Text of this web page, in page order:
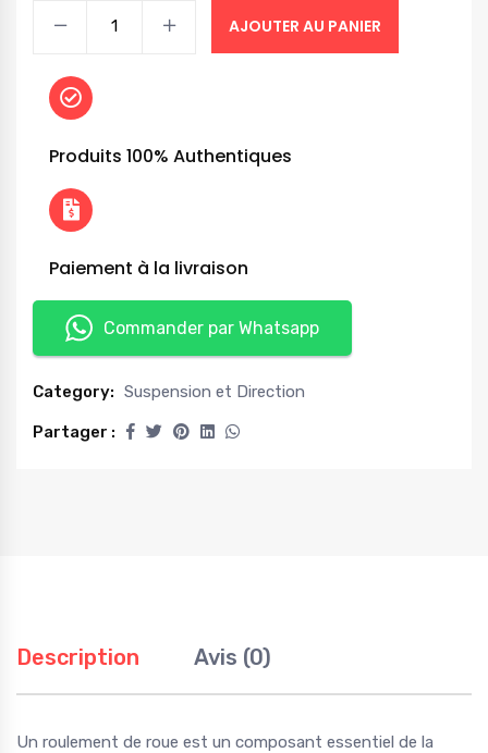
AJOUTER AU PANIER
Produits 100% Authentiques
Paiement à la livraison
Commander par Whatsapp
Category: Suspension et Direction
Partager :
Description Avis (0)
Un roulement de roue est un composant essentiel de la